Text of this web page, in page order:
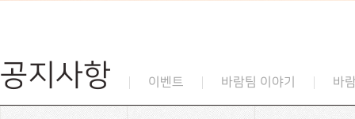
공지사항 이벤트 바람팀 이야기 바